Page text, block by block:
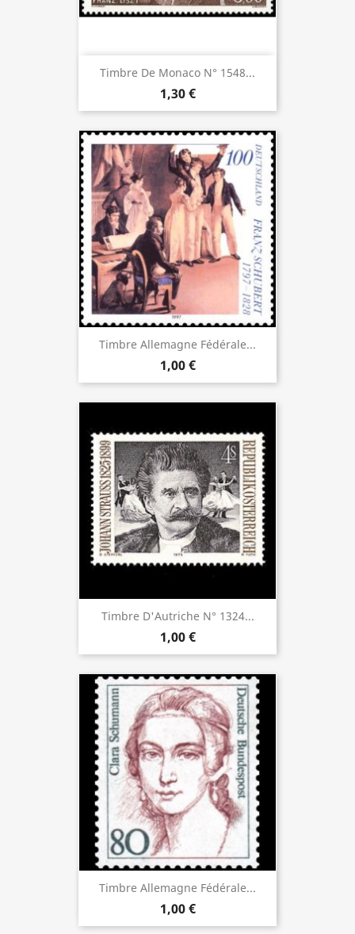
Timbre De Monaco N° 1548...
1,30 €
Timbre Allemagne Fédérale...
1,00 €
Timbre D'Autriche N° 1324...
1,00 €
Timbre Allemagne Fédérale...
1,00 €